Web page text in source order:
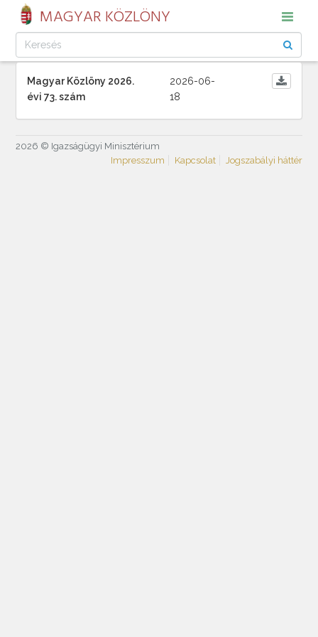
MAGYAR KÖZLÖNY
Magyar Közlöny 2026.
évi 73. szám
2026-06-
18
2026 © Igazságügyi Minisztérium
Impresszum
Kapcsolat Jogszabályi háttér